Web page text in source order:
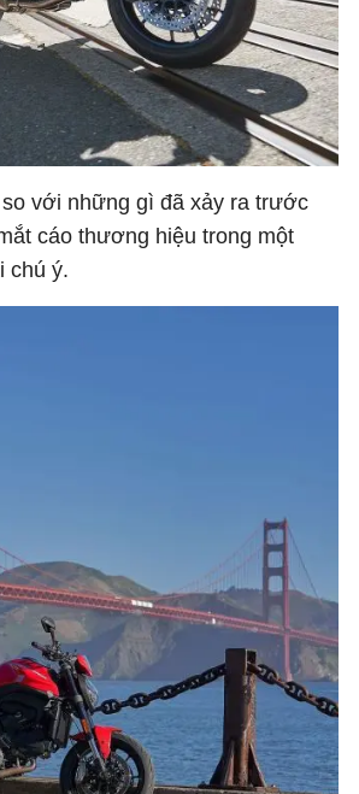
với những gì đã xảy ra trước
cáo thương hiệu trong một
chú ý.